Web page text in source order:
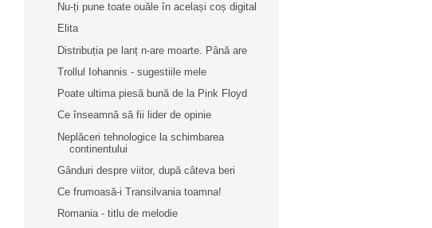
Nu-ți pune toate ouăle în același coș digital
Elita
Distribuția pe lanț n-are moarte. Până are
Trollul Iohannis - sugestiile mele
Poate ultima piesă bună de la Pink Floyd
Ce înseamnă să fii lider de opinie
Neplăceri tehnologice la schimbarea
continentului
Gânduri despre viitor, după câteva beri
Ce frumoasă-i Transilvania toamna!
Romania - titlu de melodie